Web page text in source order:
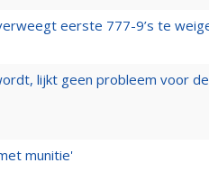
eerste 777-9’s te
lijkt geen probleem voor de
munitie'